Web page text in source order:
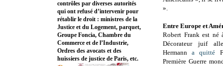
».
Entre Europe et
Robert Frank est né
Décorateur juif
Hermanna quitté
Première Guerre
contrôles par diverses autorités
qui ont refusé d’intervenir pour
rétablir le droit : ministres de la
Justice et du Logement, parquet,
Groupe Foncia, Chambre du
Commerce et de l’Industrie,
Ordres des avocats et des
huissiers de justice de Paris, etc.